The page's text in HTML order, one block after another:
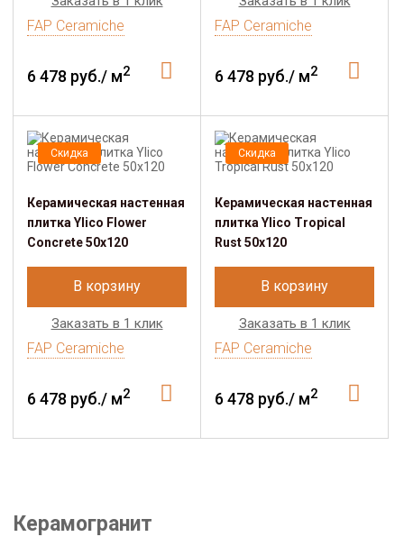
FAP Ceramiche
6 478 руб./ м2
FAP Ceramiche
6 478 руб./ м2
Скидка
Керамическая настенная
плитка Ylico Flower
Concrete 50x120
В корзину
Заказать в 1 клик
FAP Ceramiche
6 478 руб./ м2
Скидка
Керамическая настенная
плитка Ylico Tropical
Rust 50x120
В корзину
Заказать в 1 клик
FAP Ceramiche
6 478 руб./ м2
Керамогранит